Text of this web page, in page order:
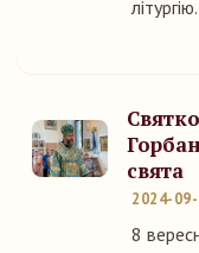
літургію.
свята
2024-
8